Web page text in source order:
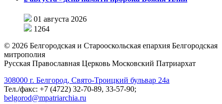
01 августа 2026
1264
© 2026 Белгородская и Старооскольская епархия Белгородская
митрополия
Русская Православная Церковь Московский Патриархат
308000 г. Белгород, Свято-Троицкий бульвар 24а
Тел./факс: +7 (4722) 32-70-89, 33-57-90;
belgorod@mpatriarchia.ru